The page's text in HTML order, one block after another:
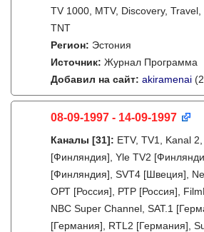
TV 1000, MTV, Discovery, Travel,
TNT
Регион: Эстония
Источник: Журнал Программа
Добавил на сайт: akiramenai
08-09-1997 - 14-09-1997
Каналы [31]: ETV, TV1, Kanal
[Финляндия], Yle TV2
[Финляндия], SVT4 [Швеция],
ОРТ [Россия], РТР [Россия],
NBC Super Channel, SAT.1
[Германия], RTL2 [Германия],